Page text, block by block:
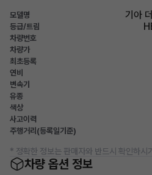
모델명 기아
등급/트림
차량번호
차량가
최초등록
연비
변속기
유종
색상
사고이력
주행거리(등록일기준)
* 정확한 정보는 판매자와 반드시 확인하시
차량 옵션 정보